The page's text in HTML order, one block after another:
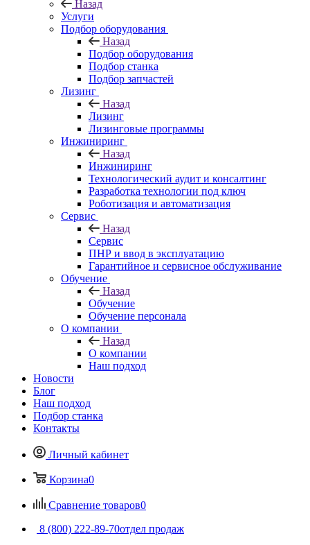
Назад
Услуги
Подбор оборудования
Назад
Подбор оборудования
Подбор станка
Подбор запчастей
Лизинг
Назад
Лизинг
Лизинговые программы
Инжиниринг
Назад
Инжиниринг
Технологический аудит и консалтинг
Разработка технологии под ключ
Роботизация и автоматизация
Сервис
Назад
Сервис
ПНР и ввод в эксплуатацию
Гарантийное и сервисное обслуживание
Обучение
Назад
Обучение
Обучение персонала
О компании
Назад
О компании
Наш подход
Новости
Блог
Наш подход
Подбор станка
Контакты
Личный кабинет
Корзина0
Сравнение товаров0
8 (800) 222-89-70отдел продаж